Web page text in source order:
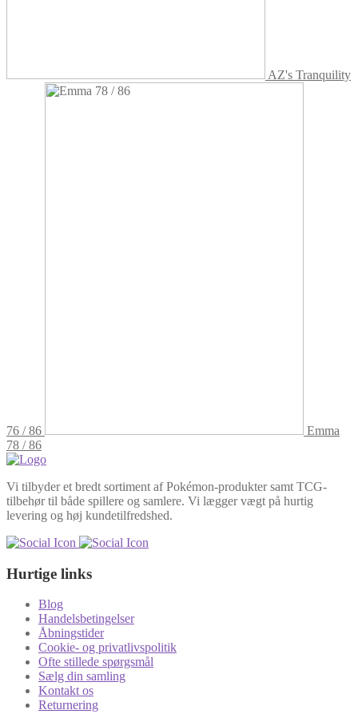
AZ's Tranquility
76 / 86
Emma
78 / 86
Vi tilbyder et bredt sortiment af Pokémon-produkter samt TCG-
tilbehør til både spillere og samlere. Vi lægger vægt på hurtig
levering og høj kundetilfredshed.
Hurtige links
Blog
Handelsbetingelser
Åbningstider
Cookie- og privatlivspolitik
Ofte stillede spørgsmål
Sælg din samling
Kontakt os
Returnering